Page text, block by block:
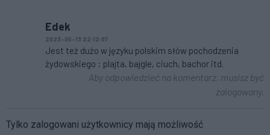
Edek
2023-05-13 22:12:07
Jest też dużo w języku polskim słów pochodzenia
żydowskiego : plajta, bajgle, ciuch, bachor itd.
Aby odpowiedzieć na komentarz, musisz być
zalogowany.
Tylko zalogowani użytkownicy mają możliwość